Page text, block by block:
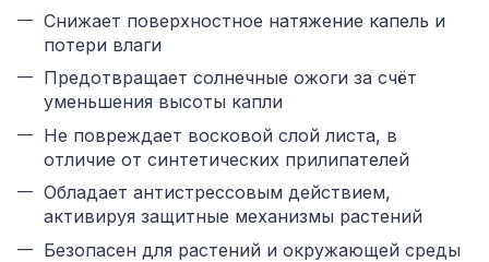
Снижает поверхностное натяжение капель и
потери влаги
Предотвращает солнечные ожоги за счёт
уменьшения высоты капли
Не повреждает восковой слой листа, в
отличие от синтетических прилипателей
Обладает антистрессовым действием,
активируя защитные механизмы растений
Безопасен для растений и окружающей среды